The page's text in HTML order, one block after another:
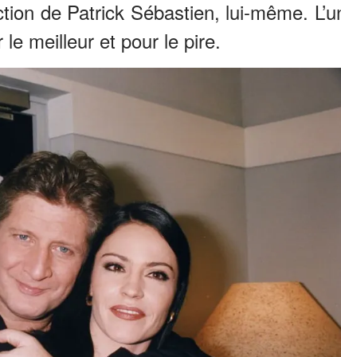
de Patrick Sébastien, lui-même.
le meilleur et pour le pire.